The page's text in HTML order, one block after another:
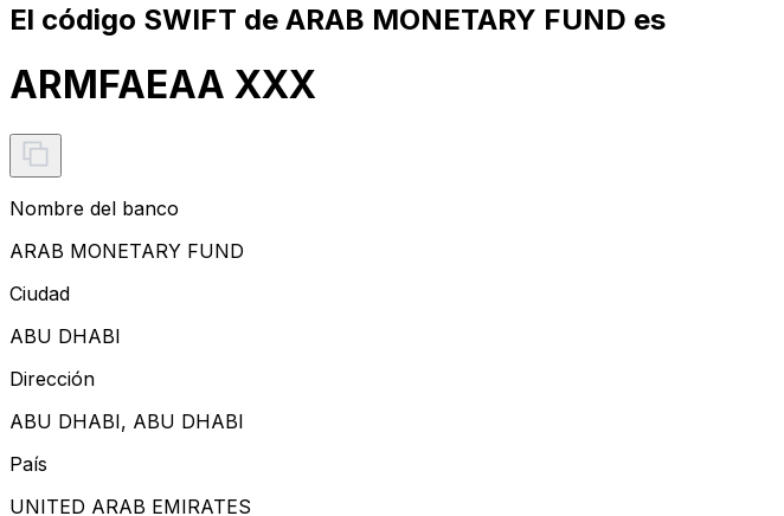
El código SWIFT de ARAB MONETARY FUND es
ARMFAEAA XXX
Nombre del banco
ARAB MONETARY FUND
Ciudad
ABU DHABI
Dirección
ABU DHABI, ABU DHABI
País
UNITED ARAB EMIRATES